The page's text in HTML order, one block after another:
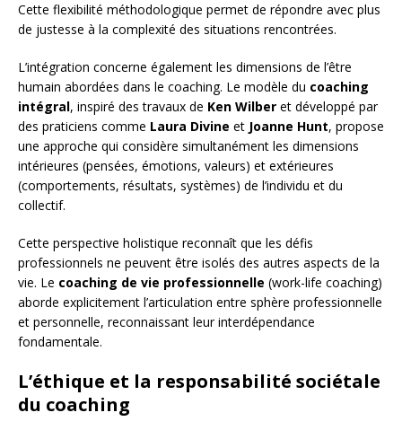
Cette flexibilité méthodologique permet de répondre avec plus
de justesse à la complexité des situations rencontrées.
L’intégration concerne également les dimensions de l’être
humain abordées dans le coaching. Le modèle du coaching
intégral, inspiré des travaux de Ken Wilber et développé par
des praticiens comme Laura Divine et Joanne Hunt, propose
une approche qui considère simultanément les dimensions
intérieures (pensées, émotions, valeurs) et extérieures
(comportements, résultats, systèmes) de l’individu et du
collectif.
Cette perspective holistique reconnaît que les défis
professionnels ne peuvent être isolés des autres aspects de la
vie. Le coaching de vie professionnelle (work-life coaching)
aborde explicitement l’articulation entre sphère professionnelle
et personnelle, reconnaissant leur interdépendance
fondamentale.
L’éthique et la responsabilité sociétale
du coaching